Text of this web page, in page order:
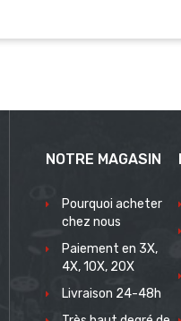
NOTRE MAGASIN
Pourquoi acheter
chez nous
Paiement en 3X,
4X, 10X, 20X
Livraison 24-48h